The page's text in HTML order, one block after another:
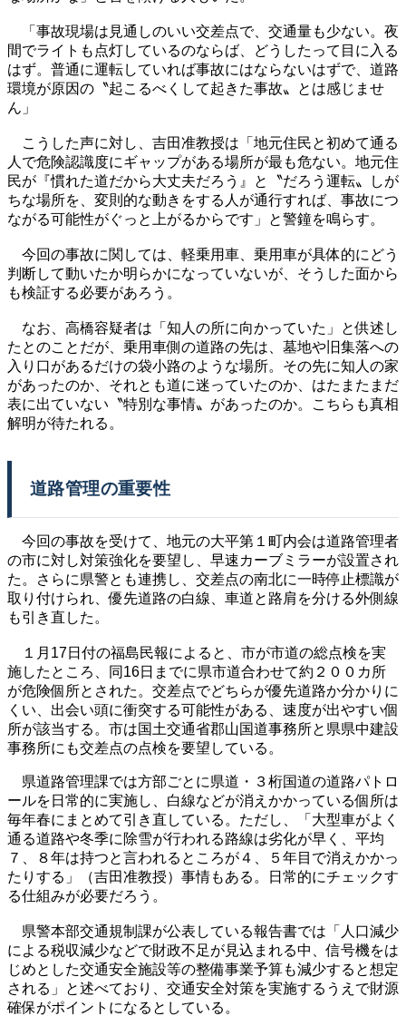
「事故現場は見通しのいい交差点で、交通量も少ない。夜
間でライトも点灯しているのならば、どうしたって目に入る
はず。普通に運転していれば事故にはならないはずで、道路
環境が原因の〝起こるべくして起きた事故〟とは感じませ
ん」
こうした声に対し、吉田准教授は「地元住民と初めて通る
人で危険認識度にギャップがある場所が最も危ない。地元住
民が『慣れた道だから大丈夫だろう』と〝だろう運転〟しが
ちな場所を、変則的な動きをする人が通行すれば、事故につ
ながる可能性がぐっと上がるからです」と警鐘を鳴らす。
今回の事故に関しては、軽乗用車、乗用車が具体的にどう
判断して動いたか明らかになっていないが、そうした面から
も検証する必要があろう。
なお、高橋容疑者は「知人の所に向かっていた」と供述し
たとのことだが、乗用車側の道路の先は、墓地や旧集落への
入り口があるだけの袋小路のような場所。その先に知人の家
があったのか、それとも道に迷っていたのか、はたまたまだ
表に出ていない〝特別な事情〟があったのか。こちらも真相
解明が待たれる。
道路管理の重要性
今回の事故を受けて、地元の大平第１町内会は道路管理者
の市に対し対策強化を要望し、早速カーブミラーが設置され
た。さらに県警とも連携し、交差点の南北に一時停止標識が
取り付けられ、優先道路の白線、車道と路肩を分ける外側線
も引き直した。
１月17日付の福島民報によると、市が市道の総点検を実
施したところ、同16日までに県市道合わせて約２００カ所
が危険個所とされた。交差点でどちらが優先道路か分かりに
くい、出会い頭に衝突する可能性がある、速度が出やすい個
所が該当する。市は国土交通省郡山国道事務所と県県中建設
事務所にも交差点の点検を要望している。
県道路管理課では方部ごとに県道・３桁国道の道路パトロ
ールを日常的に実施し、白線などが消えかかっている個所は
毎年春にまとめて引き直している。ただし、「大型車がよく
通る道路や冬季に除雪が行われる路線は劣化が早く、平均
７、８年は持つと言われるところが４、５年目で消えかかっ
たりする」（吉田准教授）事情もある。日常的にチェックす
る仕組みが必要だろう。
県警本部交通規制課が公表している報告書では「人口減少
による税収減少などで財政不足が見込まれる中、信号機をは
じめとした交通安全施設等の整備事業予算も減少すると想定
される」と述べており、交通安全対策を実施するうえで財源
確保がポイントになるとしている。